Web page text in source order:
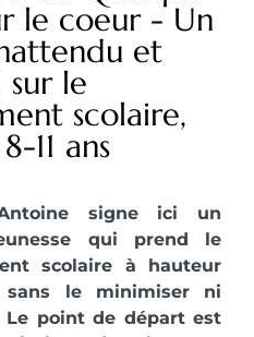
le coeur - Un
et
sur le
scolaire,
11 ans
signe ici un
qui prend le
scolaire à hauteur
sans le minimiser ni
Le point de départ est